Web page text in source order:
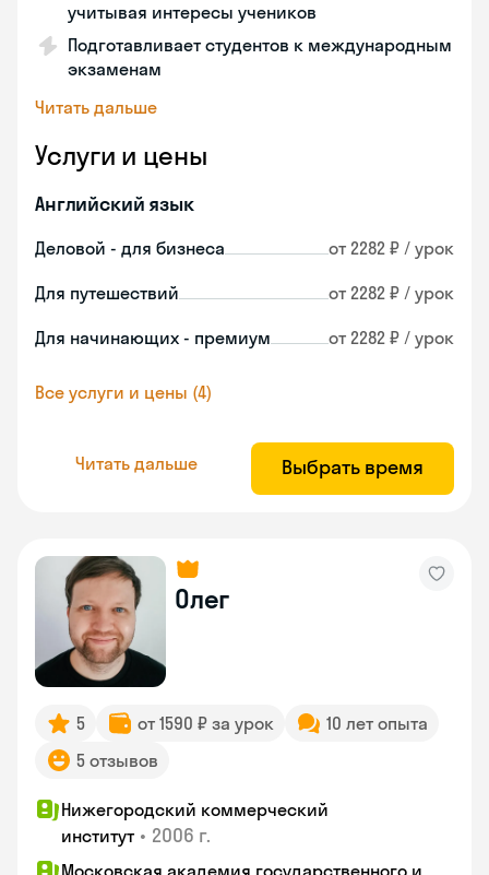
учитывая интересы учеников
Подготавливает студентов к международным
экзаменам
Читать дальше
Услуги и цены
Английский язык
Деловой - для бизнеса от 2282 ₽ / урок
Для путешествий от 2282 ₽ / урок
Для начинающих - премиум от 2282 ₽ / урок
Все услуги и цены (4)
Читать дальше Выбрать время
Олег
5 от 1590 ₽ за урок
10 лет опыта
5 отзывов
Нижегородский коммерческий
институт • 2006 г.
Московская академия государственного и